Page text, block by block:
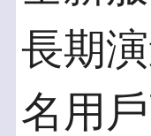
長期
名用